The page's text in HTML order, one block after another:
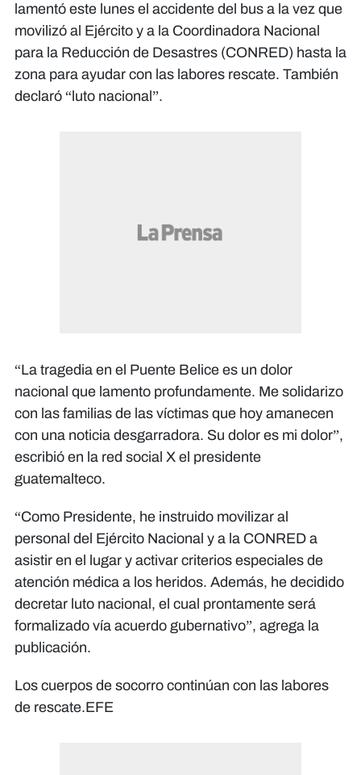
lamentó este lunes el accidente del bus a la vez que
movilizó al Ejército y a la Coordinadora Nacional
para la Reducción de Desastres (CONRED) hasta la
zona para ayudar con las labores rescate. También
declaró “luto nacional”.
“La tragedia en el Puente Belice es un dolor
nacional que lamento profundamente. Me solidarizo
con las familias de las víctimas que hoy amanecen
con una noticia desgarradora. Su dolor es mi dolor”,
escribió en la red social X el presidente
guatemalteco.
“Como Presidente, he instruido movilizar al
personal del Ejército Nacional y a la CONRED a
asistir en el lugar y activar criterios especiales de
atención médica a los heridos. Además, he decidido
decretar luto nacional, el cual prontamente será
formalizado vía acuerdo gubernativo”, agrega la
publicación.
Los cuerpos de socorro continúan con las labores
de rescate.EFE